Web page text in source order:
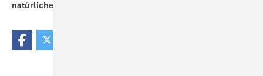
natürliche Kältemittel